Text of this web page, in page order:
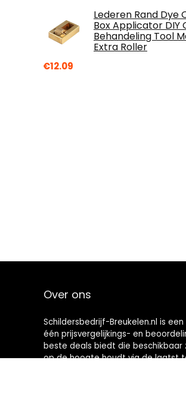
Lederen Rand Dye
Box Applicator DIY
Behandeling Tool
Extra Roller
€12.09
Over ons
Schildersbedrijf-Breukelen.nl is
één prijsvergelijkings- en
beste deals biedt die beschikbaar
op de hoogte houdt via de laatst